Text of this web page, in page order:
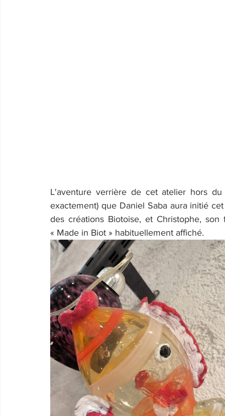
L'aventure verrière de cet atelier hors
exactement) que Daniel Saba aura initié
des créations Biotoise, et Christophe,
« Made in Biot » habituellement affiché.